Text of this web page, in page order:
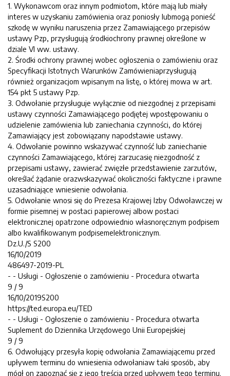
1. Wykonawcom oraz innym podmiotom, które mają lub miały
interes w uzyskaniu zamówienia oraz poniosły lubmogą ponieść
szkodę w wyniku naruszenia przez Zamawiającego przepisów
ustawy Pzp, przysługują środkiochrony prawnej określone w
dziale VI ww. ustawy.
2. Środki ochrony prawnej wobec ogłoszenia o zamówieniu oraz
Specyfikacji Istotnych Warunków Zamówieniaprzysługują
również organizacjom wpisanym na listę, o której mowa w art.
154 pkt 5 ustawy Pzp.
3. Odwołanie przysługuje wyłącznie od niezgodnej z przepisami
ustawy czynności Zamawiającego podjętej wpostępowaniu o
udzielenie zamówienia lub zaniechania czynności, do której
Zamawiający jest zobowiązany napodstawie ustawy.
4. Odwołanie powinno wskazywać czynność lub zaniechanie
czynności Zamawiającego, której zarzucasię niezgodność z
przepisami ustawy, zawierać zwięzłe przedstawienie zarzutów,
określać żądanie orazwskazywać okoliczności faktyczne i prawne
uzasadniające wniesienie odwołania.
5. Odwołanie wnosi się do Prezesa Krajowej Izby Odwoławczej w
formie pisemnej w postaci papierowej albow postaci
elektronicznej opatrzone odpowiednio własnoręcznym podpisem
albo kwalifikowanym podpisemelektronicznym.
Dz.U./S S200
16/10/2019
486497-2019-PL
- - Usługi - Ogłoszenie o zamówieniu - Procedura otwarta
9 / 9
16/10/2019S200
https://ted.europa.eu/TED
- - Usługi - Ogłoszenie o zamówieniu - Procedura otwarta
Suplement do Dziennika Urzędowego Unii Europejskiej
9 / 9
6. Odwołujący przesyła kopię odwołania Zamawiającemu przed
upływem terminu do wniesienia odwołaniaw taki sposób, aby
mógł on zapoznać się z jego treścią przed upływem tego terminu.